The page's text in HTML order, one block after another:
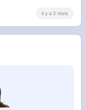
il y a 2 mois